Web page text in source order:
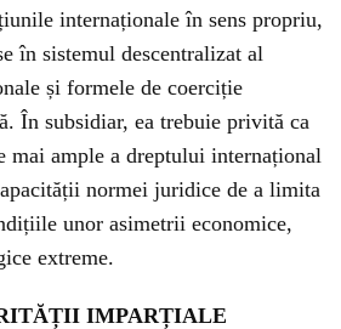
internaționale în sens propriu,
în sistemul descentralizat al
și formele de coerciție
În subsidiar, ea trebuie privită ca
mai ample a dreptului internațional
normei juridice de a limita
unor asimetrii economice,
extreme.
IMPARȚIALE